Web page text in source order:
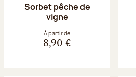
Sorbet pêche de
vigne
À partir de
8,90 €